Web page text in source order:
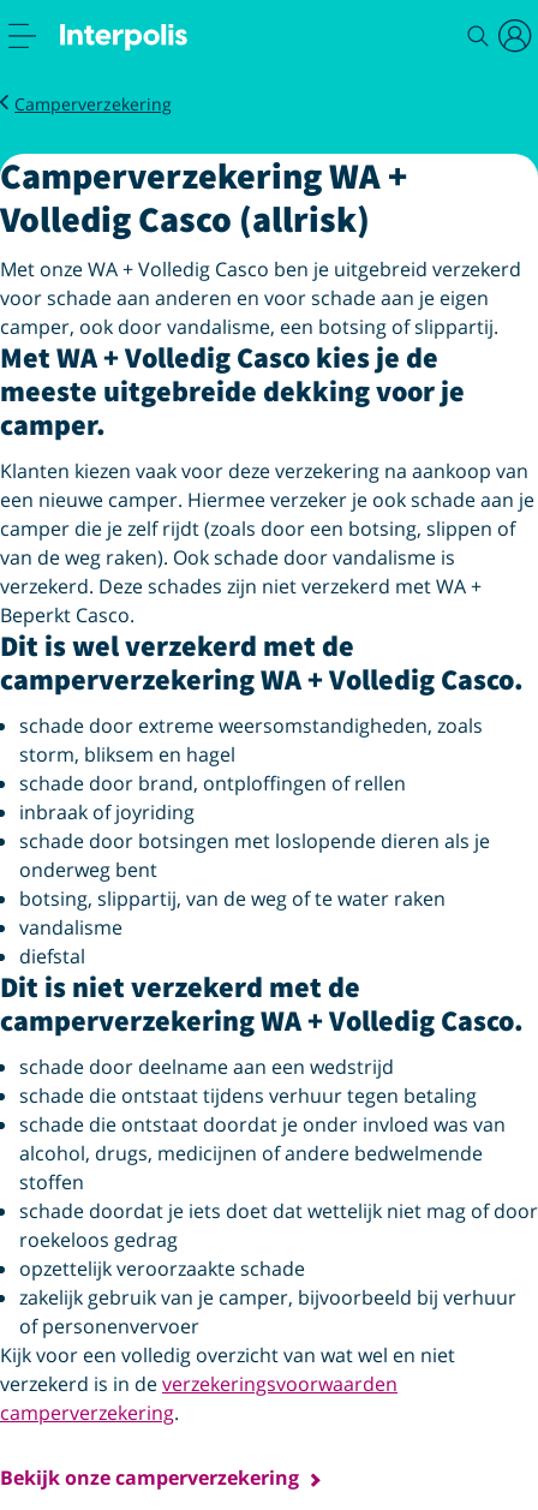
Verzekeren
Camperverzekering
Volledig casco
Camperverzekering WA +
Volledig Casco (allrisk)
Met onze WA + Volledig Casco ben je uitgebreid verzekerd
voor schade aan anderen en voor schade aan je eigen
camper, ook door vandalisme, een botsing of slippartij.
Met WA + Volledig Casco kies je de
meeste uitgebreide dekking voor je
camper.
Klanten kiezen vaak voor deze verzekering na aankoop van
een nieuwe camper. Hiermee verzeker je ook schade aan je
camper die je zelf rijdt (zoals door een botsing, slippen of
van de weg raken). Ook schade door vandalisme is
verzekerd. Deze schades zijn niet verzekerd met WA +
Beperkt Casco.
Dit is wel verzekerd met de
camperverzekering WA + Volledig Casco.
schade door extreme weersomstandigheden, zoals
storm, bliksem en hagel
schade door brand, ontploffingen of rellen
inbraak of joyriding
schade door botsingen met loslopende dieren als je
onderweg bent
botsing, slippartij, van de weg of te water raken
vandalisme
diefstal
Dit is niet verzekerd met de
camperverzekering WA + Volledig Casco.
schade door deelname aan een wedstrijd
schade die ontstaat tijdens verhuur tegen betaling
schade die ontstaat doordat je onder invloed was van
alcohol, drugs, medicijnen of andere bedwelmende
stoffen
schade doordat je iets doet dat wettelijk niet mag of door
roekeloos gedrag
opzettelijk veroorzaakte schade
zakelijk gebruik van je camper, bijvoorbeeld bij verhuur
of personenvervoer
Kijk voor een volledig overzicht van wat wel en niet
verzekerd is in deverzekeringsvoorwaarden
camperverzekering.
Bekijk onze camperverzekering